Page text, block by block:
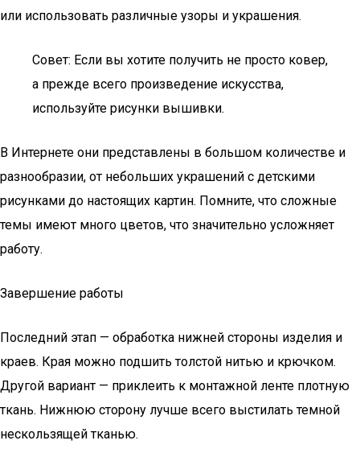
или использовать различные узоры и украшения.
Совет: Если вы хотите получить не просто ковер,
а прежде всего произведение искусства,
используйте рисунки вышивки.
В Интернете они представлены в большом количестве и
разнообразии, от небольших украшений с детскими
рисунками до настоящих картин. Помните, что сложные
темы имеют много цветов, что значительно усложняет
работу.
Завершение работы
Последний этап — обработка нижней стороны изделия и
краев. Края можно подшить толстой нитью и крючком.
Другой вариант — приклеить к монтажной ленте плотную
ткань. Нижнюю сторону лучше всего выстилать темной
нескользящей тканью.